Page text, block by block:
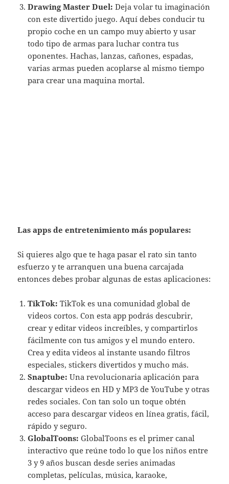
Drawing Master Duel: Deja volar tu imaginación
con este divertido juego. Aquí debes conducir tu
propio coche en un campo muy abierto y usar
todo tipo de armas para luchar contra tus
oponentes. Hachas, lanzas, cañones, espadas,
varias armas pueden acoplarse al mismo tiempo
para crear una maquina mortal.
Las apps de entretenimiento más populares:
Si quieres algo que te haga pasar el rato sin tanto
esfuerzo y te arranquen una buena carcajada
entonces debes probar algunas de estas aplicaciones:
TikTok: TikTok es una comunidad global de
videos cortos. Con esta app podrás descubrir,
crear y editar videos increíbles, y compartirlos
fácilmente con tus amigos y el mundo entero.
Crea y edita videos al instante usando filtros
especiales, stickers divertidos y mucho más.
Snaptube: Una revolucionaria aplicación para
descargar videos en HD y MP3 de YouTube y otras
redes sociales. Con tan solo un toque obtén
acceso para descargar videos en línea gratis, fácil,
rápido y seguro.
GlobalToons: GlobalToons es el primer canal
interactivo que reúne todo lo que los niños entre
3 y 9 años buscan desde series animadas
completas, películas, música, karaoke,